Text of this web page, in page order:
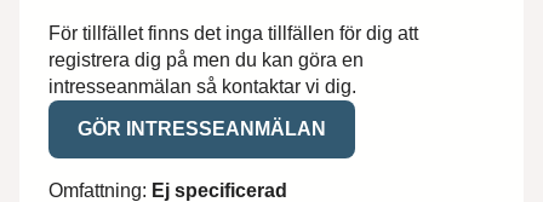
För tillfället finns det inga tillfällen för dig att
registrera dig på men du kan göra en
intresseanmälan så kontaktar vi dig.
GÖR INTRESSEANMÄLAN
Omfattning: Ej specificerad
Skriv till oss om vad du har för behov och
önskemål, så återkommer vi med svar.
Förnamn*